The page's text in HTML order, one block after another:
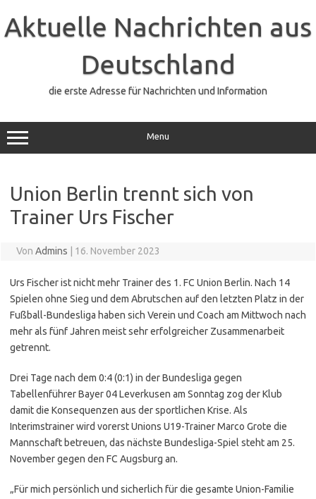
springen
Aktuelle Nachrichten aus
Deutschland
die erste Adresse für Nachrichten und Information
Menu
Union Berlin trennt sich von
Trainer Urs Fischer
Von Admins 16. November 2023
Urs Fischer ist nicht mehr Trainer des 1. FC Union Berlin. Nach 14
Spielen ohne Sieg und dem Abrutschen auf den letzten Platz in der
Fußball-Bundesliga haben sich Verein und Coach am Mittwoch nach
mehr als fünf Jahren meist sehr erfolgreicher Zusammenarbeit
getrennt.
Drei Tage nach dem 0:4 (0:1) in der Bundesliga gegen
Tabellenführer Bayer 04 Leverkusen am Sonntag zog der Klub
damit die Konsequenzen aus der sportlichen Krise. Als
Interimstrainer wird vorerst Unions U19-Trainer Marco Grote die
Mannschaft betreuen, das nächste Bundesliga-Spiel steht am 25.
November gegen den FC Augsburg an.
„Für mich persönlich und sicherlich für die gesamte Union-Familie